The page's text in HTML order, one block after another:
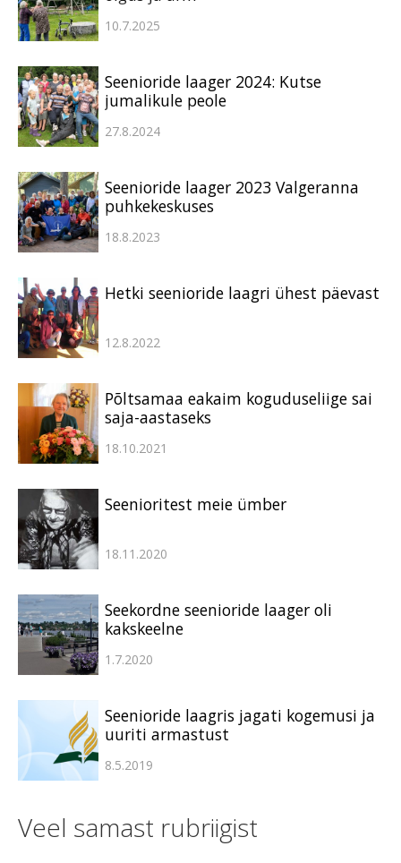
10.7.2025
Seenioride laager 2024: Kutse
jumalikule peole
27.8.2024
Seenioride laager 2023 Valgeranna
puhkekeskuses
18.8.2023
Hetki seenioride laagri ühest päevast
12.8.2022
Põltsamaa eakaim koguduseliige sai
saja-aastaseks
18.10.2021
Seenioritest meie ümber
18.11.2020
Seekordne seenioride laager oli
kakskeelne
1.7.2020
Seenioride laagris jagati kogemusi ja
uuriti armastust
8.5.2019
Veel samast rubriigist